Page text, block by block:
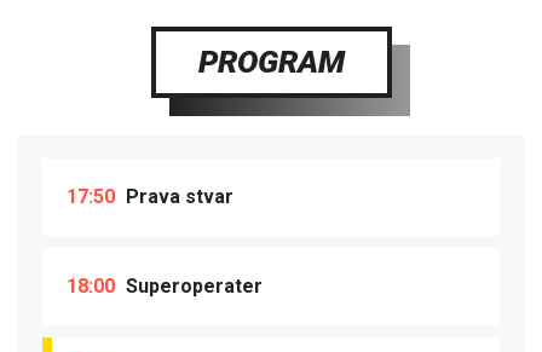
PROGRAM
17:50 Prava stvar
18:00 Superoperater